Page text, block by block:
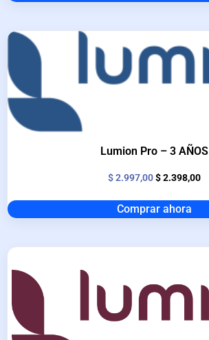
Lumion Pro – 3 AÑOS
$2.997,00 $2.398,00
Comprar ahora